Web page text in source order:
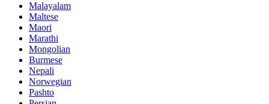
Malayalam
Maltese
Maori
Marathi
Mongolian
Burmese
Nepali
Norwegian
Pashto